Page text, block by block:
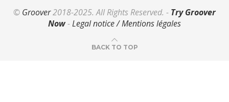
© Groover2018-2025. All Rights Reserved. - Try Groover
Now-Legal notice / Mentions légales
BACK TO TOP